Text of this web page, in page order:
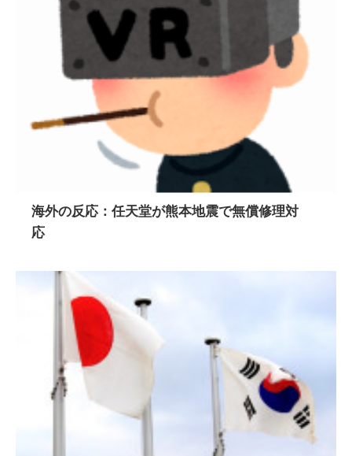
海外の反応：任天堂が熊本地震で無償修理対
応